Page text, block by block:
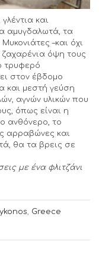
και
αμυγδαλωτά, τα
–και όχι
όψη τους
τρυφερό
στον έβδομο
και μεστή γεύση
αγνών υλικών που
όπως είναι η
ανθόνερο, το
αρραβώνες και
θα τα βρεις σε
με ένα φλιτζάνι
, Greece